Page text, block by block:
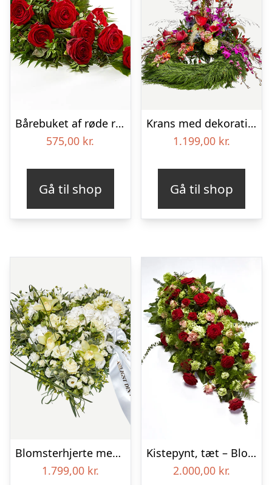
Bårebuket af røde roser – Blomster til begravelse
575,00 kr.
Gå til shop
Krans med dekoration – Et farverigt farvel
1.199,00 kr.
Gå til shop
Blomsterhjerte med bånd i klassisk stil – creme
1.799,00 kr.
Kistepynt, tæt – Blomster til begravelse
2.000,00 kr.